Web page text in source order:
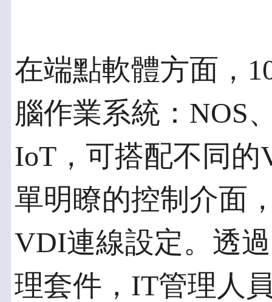
在端點軟體方面，
腦作業系統：NOS
IoT，可搭配不同
單明瞭的控制介面
VDI連線設定。透
理套件，IT管理人